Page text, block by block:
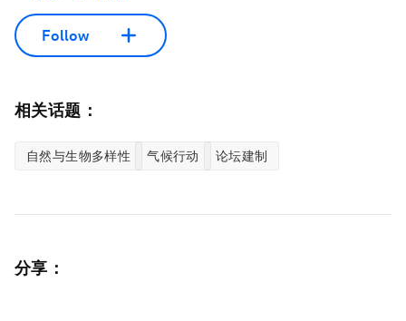
Follow
相关话题：
自然与生物多样性 气候行动 论坛建制
分享：